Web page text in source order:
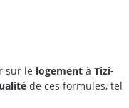
sur le logement à Tizi-
de ces formules, tel